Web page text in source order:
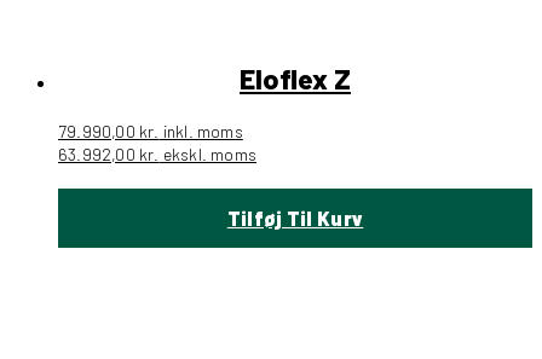
Eloflex Z
79.990,00 kr. inkl. moms
63.992,00 kr. ekskl. moms
Tilføj Til Kurv